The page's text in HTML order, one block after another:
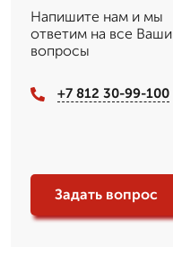
Напишите нам и мы
ответим на все Ваши
вопросы
+7 812 30-99-100
Задать вопрос